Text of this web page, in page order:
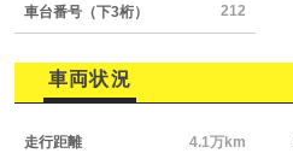
車台番号（下3桁） 212
車両状況
走行距離 4.1万km